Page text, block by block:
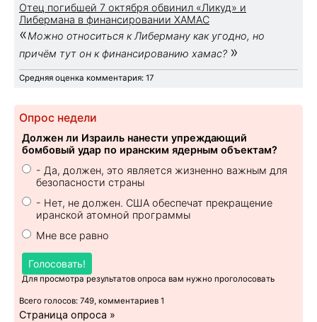
Отец погибшей 7 октября обвинил «Ликуд» и
Либермана в финансировании ХАМАС
«Можно относиться к Либерману как угодно, но
причём тут он к финансированию хамас? »
Средняя оценка комментария: 17
Опрос недели
Должен ли Израиль нанести упреждающий
бомбовый удар по иранским ядерным объектам?
- Да, должен, это является жизненно важным для
безопасности страны
- Нет, не должен. США обеспечат прекращение
иранской атомной программы
Мне все равно
Голосовать!
Для просмотра результатов опроса вам нужно проголосовать
Всего голосов: 749, комментариев 1
Страница опроса »